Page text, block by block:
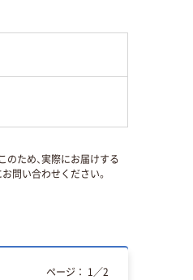
のため、実際にお届けする
問い合わせください。
ページ： 1 ／2